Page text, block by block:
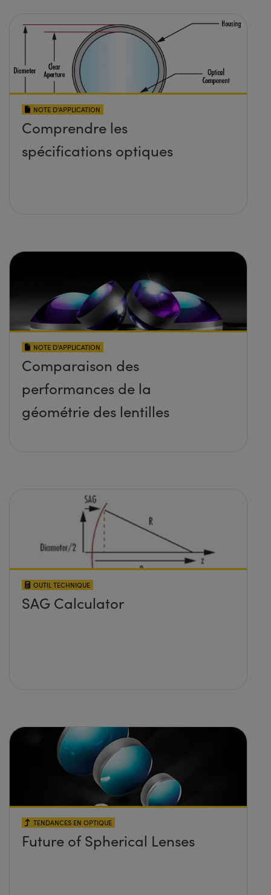
NOTE D’APPLICATION
Comprendre les
spécifications optiques
NOTE D’APPLICATION
Comparaison des
performances de la
géométrie des lentilles
OUTIL TECHNIQUE
SAG Calculator
TENDANCES EN OPTIQUE
Future of Spherical Lenses